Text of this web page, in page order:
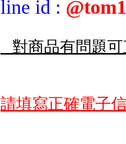
line id :
對商品有問題
請填寫正確電子